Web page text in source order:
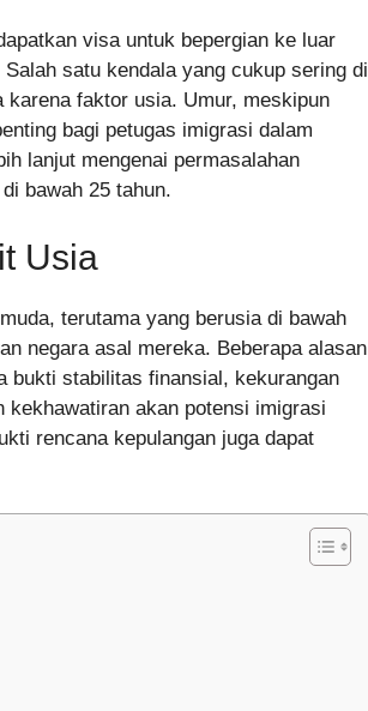
visa untuk bepergian ke luar
satu kendala yang cukup sering di
karena faktor usia. Umur, meskipun
bagi petugas imigrasi dalam
lanjut mengenai permasalahan
bawah 25 tahun.
Usia
terutama yang berusia di bawah
negara asal mereka. Beberapa alasan
bukti stabilitas finansial, kekurangan
kekhawatiran akan potensi imigrasi
rencana kepulangan juga dapat